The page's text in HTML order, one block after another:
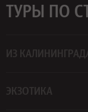
ТУРЫ ПО
ИЗ
ЭКЗОТИКА